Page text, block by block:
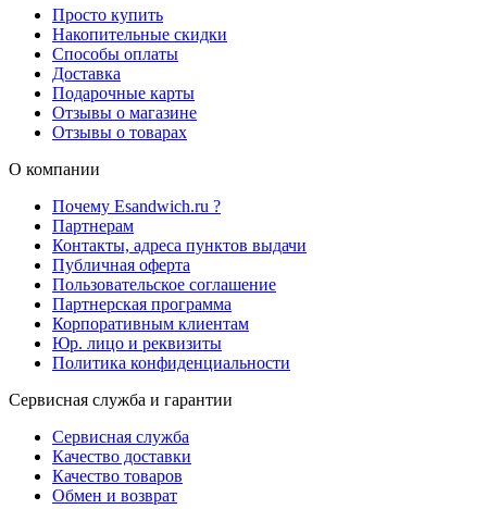
Просто купить
Накопительные скидки
Способы оплаты
Доставка
Подарочные карты
Отзывы о магазине
Отзывы о товарах
О компании
Почему Esandwich.ru ?
Партнерам
Контакты, адреса пунктов выдачи
Публичная оферта
Пользовательское соглашение
Партнерская программа
Корпоративным клиентам
Юр. лицо и реквизиты
Политика конфиденциальности
Сервисная служба и гарантии
Сервисная служба
Качество доставки
Качество товаров
Обмен и возврат